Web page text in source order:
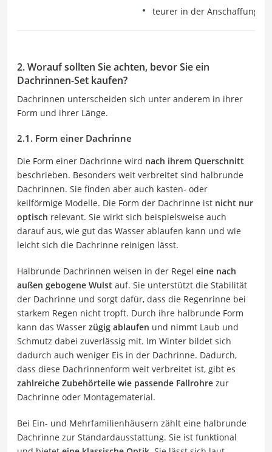
teurer in der Anschaffung
2. Worauf sollten Sie achten, bevor Sie ein
Dachrinnen-Set kaufen?
Dachrinnen unterscheiden sich unter anderem in ihrer
Form und ihrer Länge.
2.1. Form einer Dachrinne
Die Form einer Dachrinne wird nach ihrem Querschnitt
beschrieben. Besonders weit verbreitet sind halbrunde
Dachrinnen. Sie finden aber auch kasten- oder
keilförmige Modelle. Die Form der Dachrinne ist nicht nur
optisch relevant. Sie wirkt sich beispielsweise auch
darauf aus, wie gut das Wasser ablaufen kann und wie
leicht sich die Dachrinne reinigen lässt.
Halbrunde Dachrinnen weisen in der Regel eine nach
außen gebogene Wulst auf. Sie unterstützt die Stabilität
der Dachrinne und sorgt dafür, dass die Regenrinne bei
starkem Regen nicht tropft. Durch ihre halbrunde Form
kann das Wasser zügig ablaufen und nimmt Laub und
Schmutz dabei zuverlässig mit. Im Winter bildet sich
dadurch auch weniger Eis in der Dachrinne. Dadurch,
dass diese Dachrinnenform weit verbreitet ist, gibt es
zahlreiche Zubehörteile wie passende Fallrohre zur
Dachrinne oder Montagematerial.
Bei Ein- und Mehrfamilienhäusern zählt eine halbrunde
Dachrinne zur Standardausstattung. Sie ist funktional